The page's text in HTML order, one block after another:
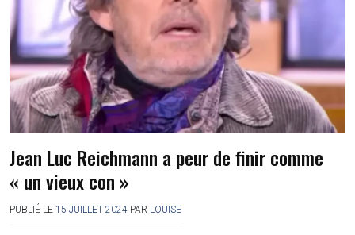
Jean Luc Reichmann a peur de finir comme
« un vieux con »
PUBLIÉ LE 15 JUILLET 2024 PAR LOUISE